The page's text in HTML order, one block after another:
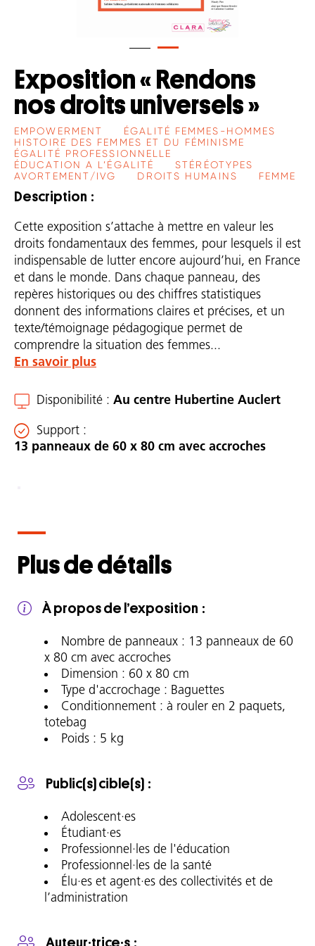
Exposition « Rendons
nos droits universels »
EMPOWERMENT
ÉGALITÉ FEMMES-HOMMES
HISTOIRE DES FEMMES ET DU FÉMINISME
ÉGALITÉ PROFESSIONNELLE
ÉDUCATION A L’ÉGALITÉ
STÉRÉOTYPES
AVORTEMENT/IVG
DROITS HUMAINS FEMME
Description
Cette exposition s’attache à mettre en valeur les
droits fondamentaux des femmes, pour lesquels il est
indispensable de lutter encore aujourd’hui, en France
et dans le monde. Dans chaque panneau, des
repères historiques ou des chiffres statistiques
donnent des informations claires et précises, et un
texte/témoignage pédagogique permet de
comprendre la situation des femmes...
En savoir plus
Disponibilité Au centre Hubertine Auclert
Support
13 panneaux de 60 x 80 cm avec accroches
complète
exemple
contraception
Dr
Martine
l’instruction
le
Plus de détails
À propos de l’exposition
Nombre de panneaux : 13 panneaux de 60
x 80 cm avec accroches
Dimension : 60 x 80 cm
Type d'accrochage : Baguettes
Conditionnement : à rouler en 2 paquets,
totebag
Poids : 5 kg
Public(s) cible(s)
Adolescent·es
Étudiant·es
Professionnel·les de l'éducation
Professionnel·les de la santé
Élu·es et agent·es des collectivités et de
l’administration